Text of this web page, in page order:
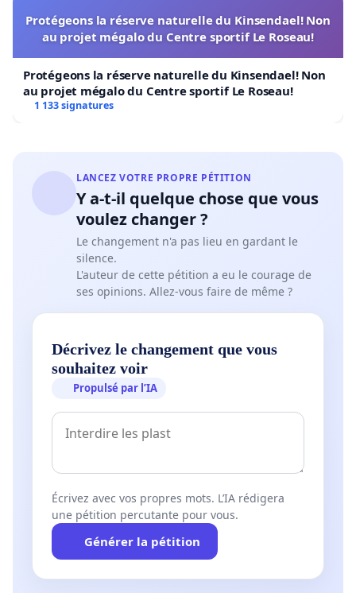
Protégeons la réserve naturelle du Kinsendael! Non
au projet mégalo du Centre sportif Le Roseau!
Protégeons la réserve naturelle du Kinsendael! Non
au projet mégalo du Centre sportif Le Roseau!
1 133 signatures
LANCEZ VOTRE PROPRE PÉTITION
Y a-t-il quelque chose que vous
voulez changer ?
Le changement n'a pas lieu en gardant le
silence.
L'auteur de cette pétition a eu le courage de
ses opinions. Allez-vous faire de même ?
Décrivez le changement que vous
souhaitez voir
Propulsé par l’IA
Écrivez avec vos propres mots. L’IA rédigera
une pétition percutante pour vous.
Générer la pétition